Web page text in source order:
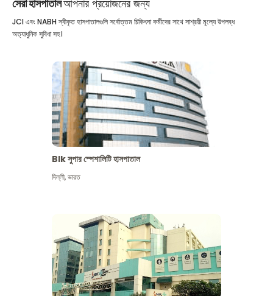
সেরা হাসপাতালআপনার প্রয়োজনের জন্য
JCI এবং NABH স্বীকৃত হাসপাতালগুলি সর্বোত্তম চিকিৎসা কর্মীদের সাথে সাশ্রয়ী মূল্যে উপলব্ধ
অত্যাধুনিক সুবিধা সহ।
Blk সুপার স্পেশালিটি হাসপাতাল
দিল্লী,ভারত